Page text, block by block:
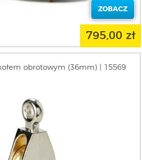
ZOBACZ
795,00 zł
obrotowym (36mm) | 15569